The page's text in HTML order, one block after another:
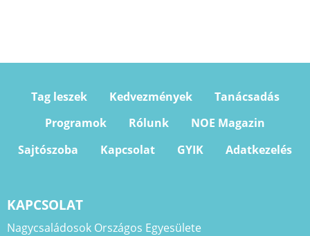
Tag leszek Kedvezmények
Tanácsadás
Programok
Rólunk
NOE Magazin
Sajtószoba
Kapcsolat GYIK Adatkezelés
KAPCSOLAT
Nagycsaládosok Országos Egyesülete